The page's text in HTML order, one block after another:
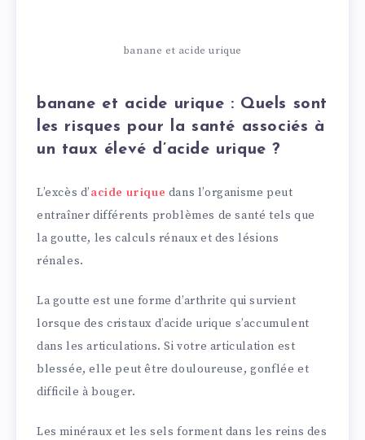
banane et acide urique
banane et acide urique : Quels sont
les risques pour la santé associés à
un taux élevé d’acide urique ?
L’excès d’acide urique dans l’organisme peut
entraîner différents problèmes de santé tels que
la goutte, les calculs rénaux et des lésions
rénales.
La goutte est une forme d’arthrite qui survient
lorsque des cristaux d’acide urique s’accumulent
dans les articulations. Si votre articulation est
blessée, elle peut être douloureuse, gonflée et
difficile à bouger.
Les minéraux et les sels forment dans les reins des